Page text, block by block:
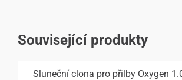
Související produkty
Sluneční clona pro přilby Oxygen